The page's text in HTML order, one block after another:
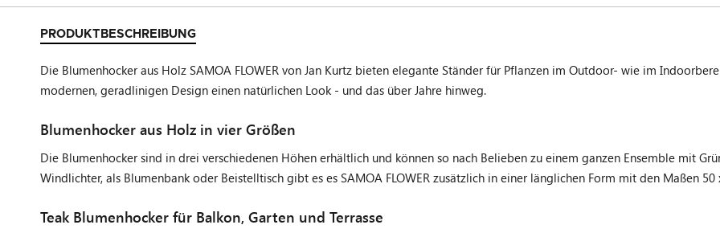
PRODUKTBESCHREIBUNG
Die Blumenhocker aus Holz SAMOA FLOWER von Jan Kurtz bieten elegante Ständer für Pflanzen im Outdoor- wie im
modernen, geradlinigen Design einen natürlichen Look - und das über Jahre hinweg.
Blumenhocker aus Holz in vier Größen
Die Blumenhocker sind in drei verschiedenen Höhen erhältlich und können so nach Belieben zu einem ganzen Ensemble mit
Windlichter, als Blumenbank oder Beistelltisch gibt es es SAMOA FLOWER zusätzlich in einer länglichen Form mit den Maßen 50
Teak Blumenhocker für Balkon, Garten und Terrasse